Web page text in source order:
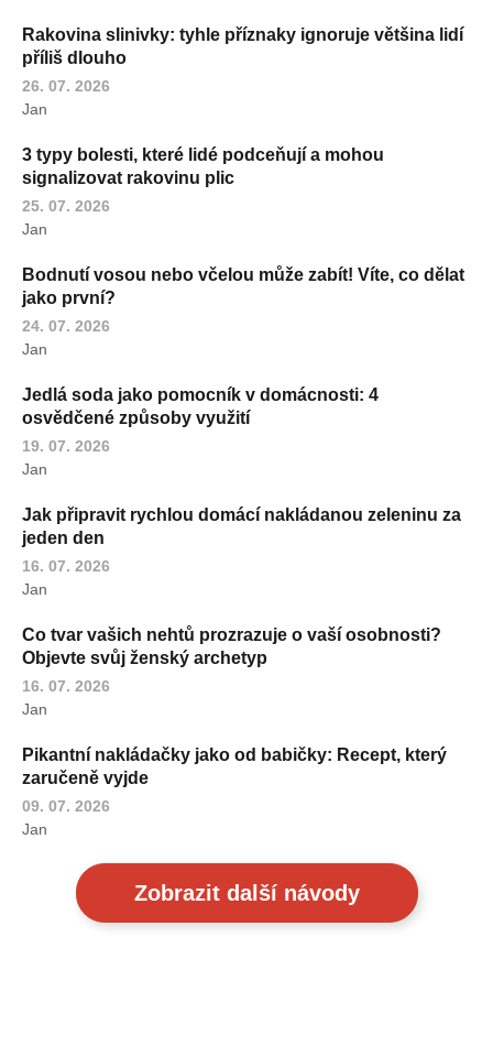
Rakovina slinivky: tyhle příznaky ignoruje většina lidí
příliš dlouho
26. 07. 2026
Jan
3 typy bolesti, které lidé podceňují a mohou
signalizovat rakovinu plic
25. 07. 2026
Jan
Bodnutí vosou nebo včelou může zabít! Víte, co dělat
jako první?
24. 07. 2026
Jan
Jedlá soda jako pomocník v domácnosti: 4
osvědčené způsoby využití
19. 07. 2026
Jan
Jak připravit rychlou domácí nakládanou zeleninu za
jeden den
16. 07. 2026
Jan
Co tvar vašich nehtů prozrazuje o vaší osobnosti?
Objevte svůj ženský archetyp
16. 07. 2026
Jan
Pikantní nakládačky jako od babičky: Recept, který
zaručeně vyjde
09. 07. 2026
Jan
Zobrazit další návody